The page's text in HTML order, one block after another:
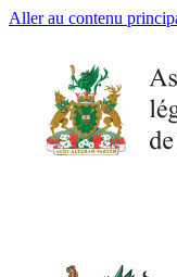
Aller au contenu